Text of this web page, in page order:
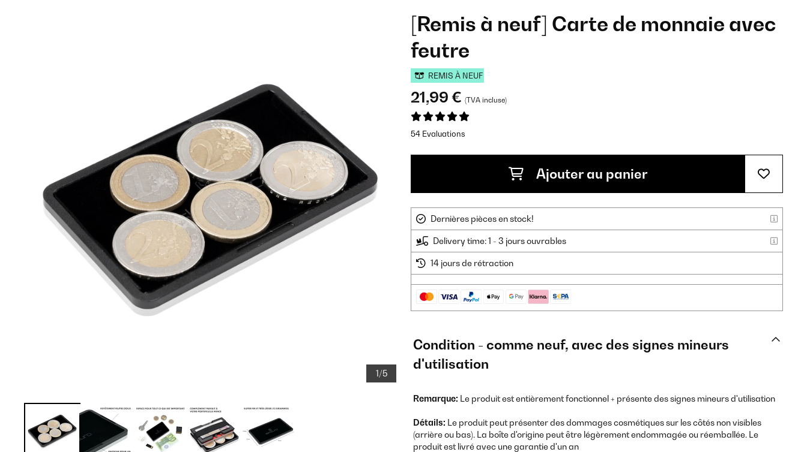
1/5
[Remis à neuf] Carte de monnaie avec
feutre
REMIS À NEUF
21,99 € (TVA incluse)
54 Evaluations
Ajouter au panier
Dernières pièces en stock!
Delivery time: 1 - 3 jours ouvrables
14 jours de rétraction
Condition - comme neuf, avec des signes mineurs
d'utilisation
Remarque: Le produit est entièrement fonctionnel + présente des signes mineurs d'utilisation
Détails: Le produit peut présenter des dommages cosmétiques sur les côtés non visibles
(arrière ou bas). La boîte d'origine peut être légèrement endommagée ou réemballée. Le
produit est livré avec une garantie d'un an